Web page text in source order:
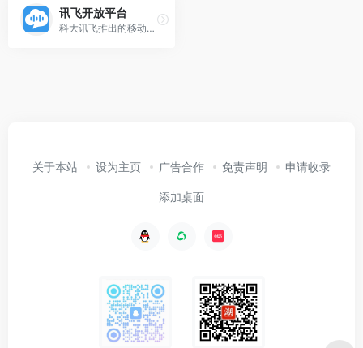
讯飞开放平台
科大讯飞推出的移动互联网智能交互平台，为开发者免费提供：涵盖语音能力增强型SDK，一站式人机智能语音交互解决方案，专业全面的移动应用分析；
关于本站 设为主页 广告合作 免责声明 申请收录
添加桌面